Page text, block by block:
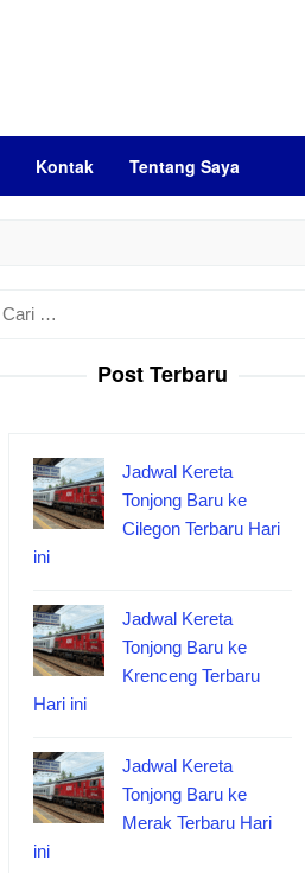
Kontak Tentang Saya
Post Terbaru
Jadwal Kereta
Tonjong Baru ke
Cilegon Terbaru Hari
ini
Jadwal Kereta
Tonjong Baru ke
Krenceng Terbaru
Hari ini
Jadwal Kereta
Tonjong Baru ke
Merak Terbaru Hari
ini